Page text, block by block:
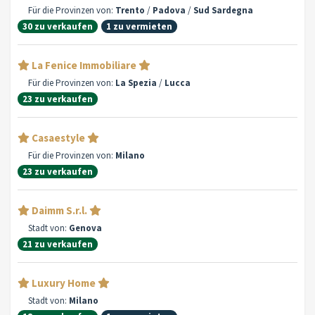
Für die Provinzen von: Trento / Padova / Sud Sardegna
30 zu verkaufen
1 zu vermieten
La Fenice Immobiliare
Für die Provinzen von: La Spezia / Lucca
23 zu verkaufen
Casaestyle
Für die Provinzen von: Milano
23 zu verkaufen
Daimm S.r.l.
Stadt von: Genova
21 zu verkaufen
Luxury Home
Stadt von: Milano